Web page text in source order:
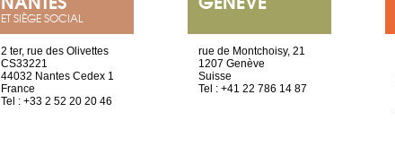
ET SIÈGE SOCIAL
2 ter, rue des Olivettes
CS33221
44032 Nantes Cedex 1
France
Tel : +33 2 52 20 20 46
rue de Montchoisy, 21
1207 Genève
Suisse
Tel : +41 22 786 14 87